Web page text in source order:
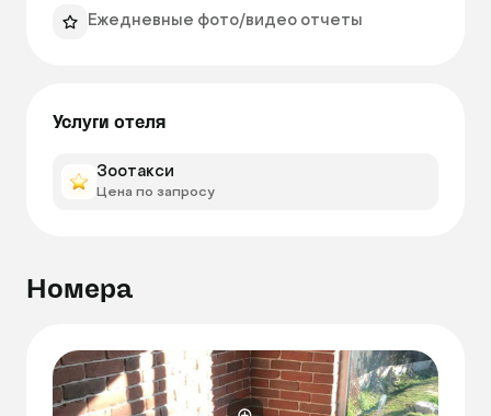
Ежедневные фото/видео отчеты
Услуги отеля
Зоотакси
Цена по запросу
Номера